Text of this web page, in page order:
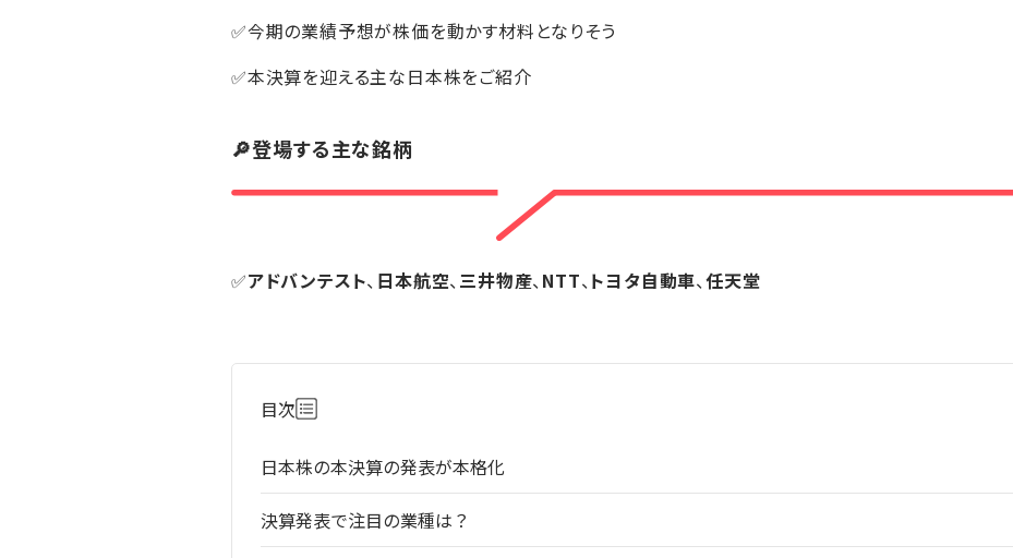
✅今期の業績予想が株価を動かす材料となりそう
✅本決算を迎える主な日本株をご紹介
🔎登場する主な銘柄
✅アドバンテスト、 日本航空、三井物産、NTT、トヨタ自動車、任天堂
目次
日本株の本決算の発表が本格化
決算発表で注目の業種は？